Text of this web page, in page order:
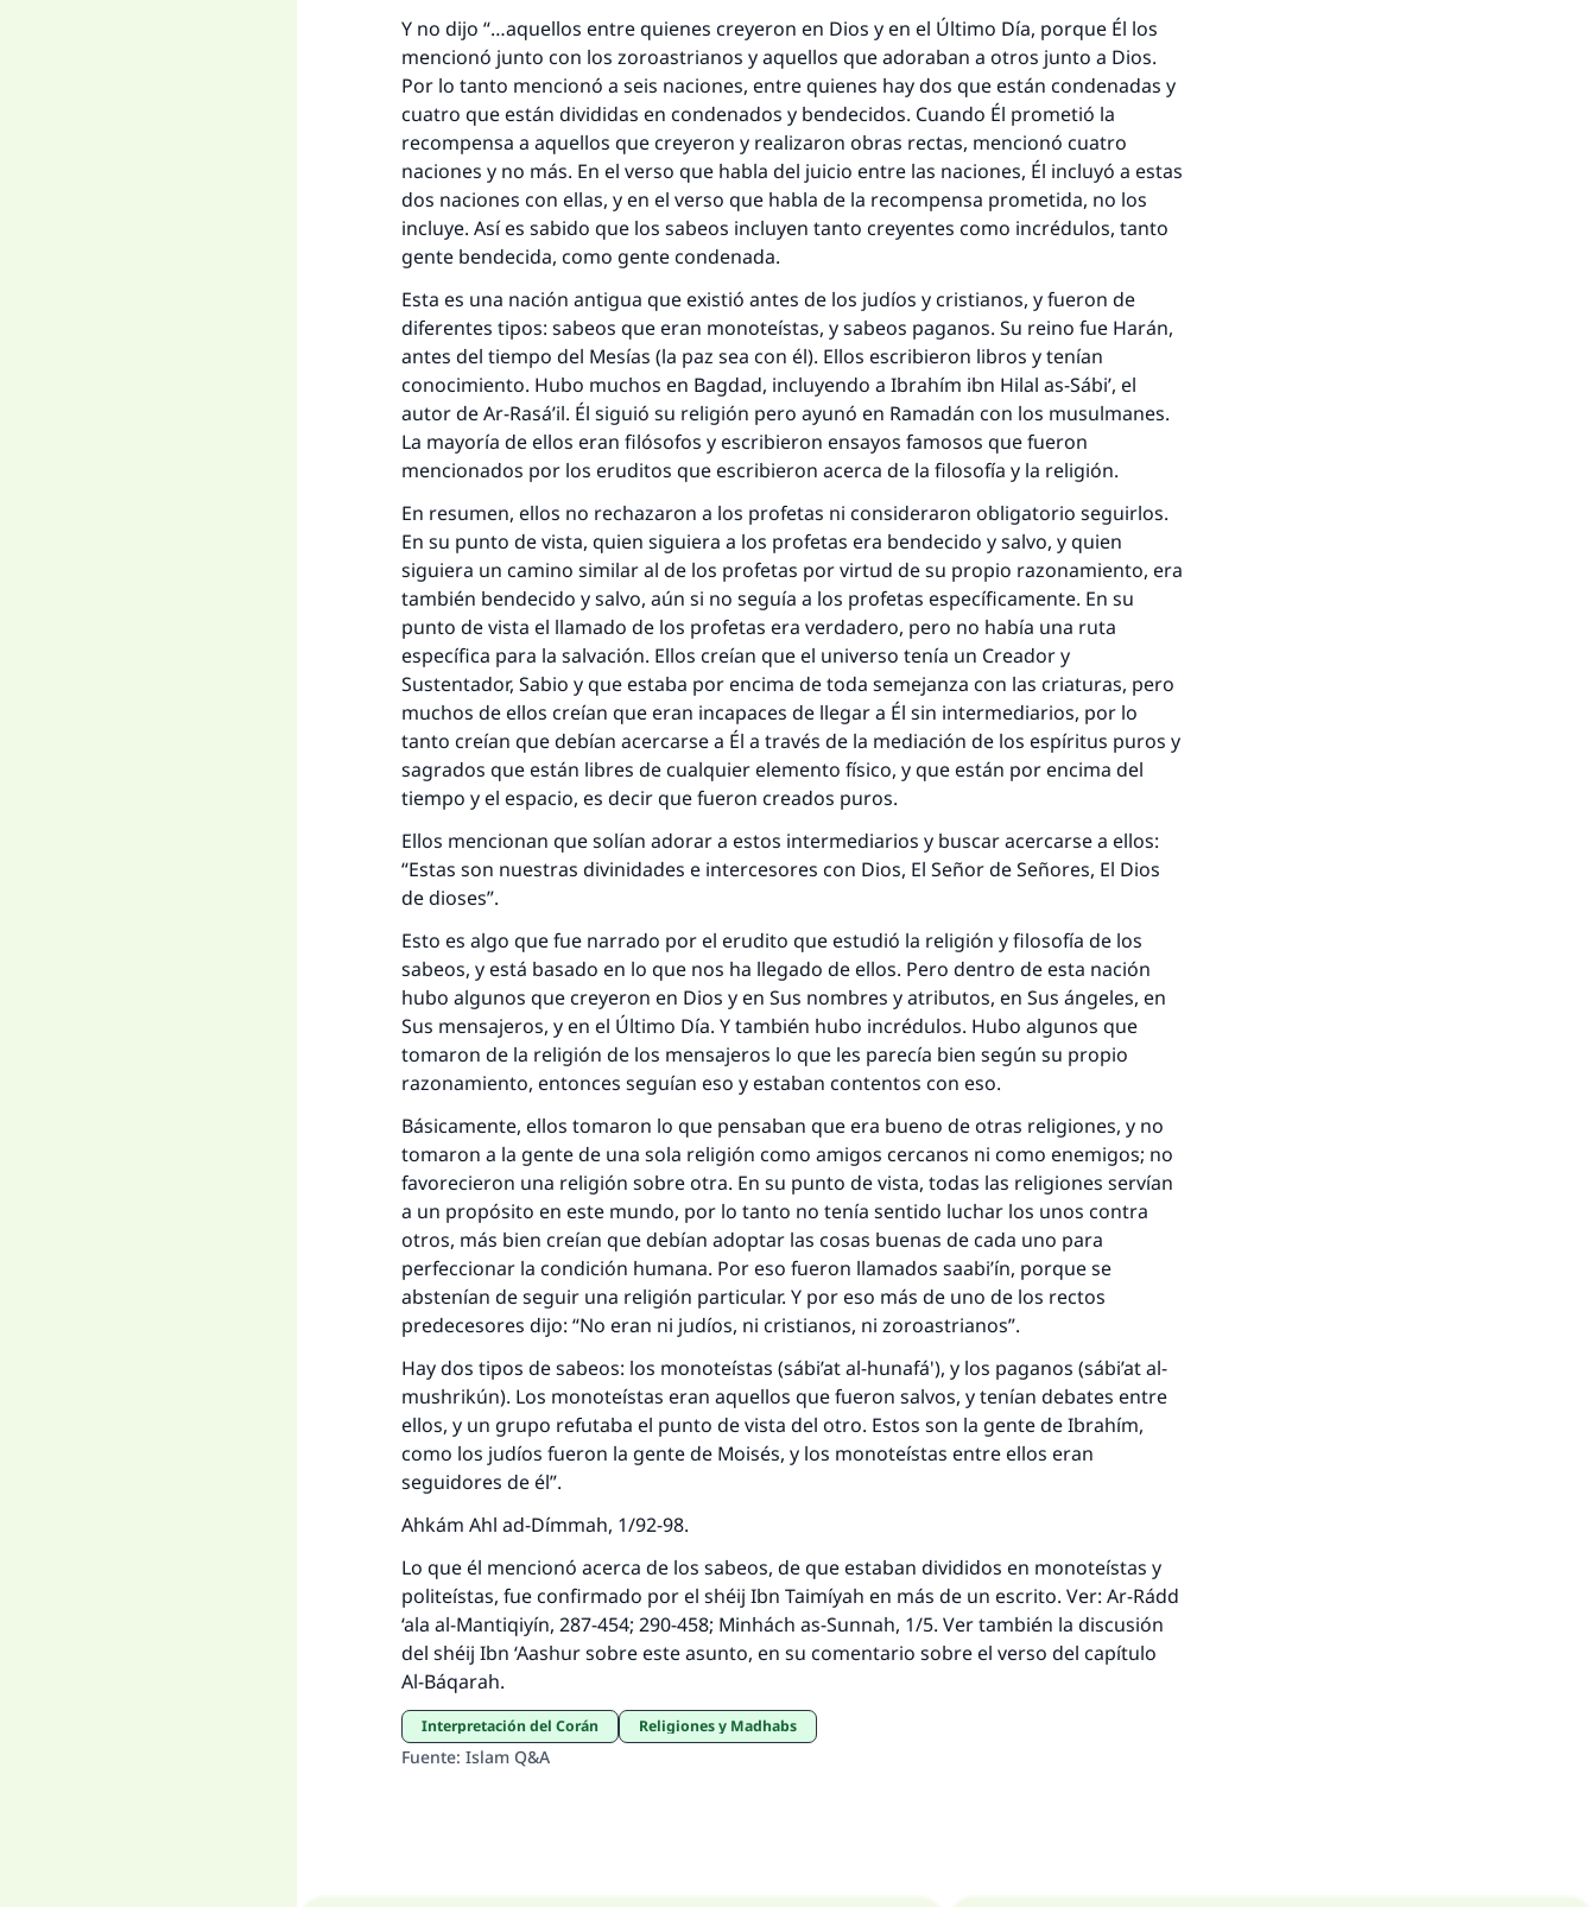
Y no dijo “…aquellos entre quienes creyeron en Dios y en el Último Día, porque Él los
mencionó junto con los zoroastrianos y aquellos que adoraban a otros junto a Dios.
Por lo tanto mencionó a seis naciones, entre quienes hay dos que están condenadas y
cuatro que están divididas en condenados y bendecidos. Cuando Él prometió la
recompensa a aquellos que creyeron y realizaron obras rectas, mencionó cuatro
naciones y no más. En el verso que habla del juicio entre las naciones, Él incluyó a estas
dos naciones con ellas, y en el verso que habla de la recompensa prometida, no los
incluye. Así es sabido que los sabeos incluyen tanto creyentes como incrédulos, tanto
gente bendecida, como gente condenada.
Esta es una nación antigua que existió antes de los judíos y cristianos, y fueron de
diferentes tipos: sabeos que eran monoteístas, y sabeos paganos. Su reino fue Harán,
antes del tiempo del Mesías (la paz sea con él). Ellos escribieron libros y tenían
conocimiento. Hubo muchos en Bagdad, incluyendo a Ibrahím ibn Hilal as-Sábi’, el
autor de Ar-Rasá’il. Él siguió su religión pero ayunó en Ramadán con los musulmanes.
La mayoría de ellos eran filósofos y escribieron ensayos famosos que fueron
mencionados por los eruditos que escribieron acerca de la filosofía y la religión.
En resumen, ellos no rechazaron a los profetas ni consideraron obligatorio seguirlos.
En su punto de vista, quien siguiera a los profetas era bendecido y salvo, y quien
siguiera un camino similar al de los profetas por virtud de su propio razonamiento, era
también bendecido y salvo, aún si no seguía a los profetas específicamente. En su
punto de vista el llamado de los profetas era verdadero, pero no había una ruta
específica para la salvación. Ellos creían que el universo tenía un Creador y
Sustentador, Sabio y que estaba por encima de toda semejanza con las criaturas, pero
muchos de ellos creían que eran incapaces de llegar a Él sin intermediarios, por lo
tanto creían que debían acercarse a Él a través de la mediación de los espíritus puros y
sagrados que están libres de cualquier elemento físico, y que están por encima del
tiempo y el espacio, es decir que fueron creados puros.
Ellos mencionan que solían adorar a estos intermediarios y buscar acercarse a ellos:
“Estas son nuestras divinidades e intercesores con Dios, El Señor de Señores, El Dios
de dioses”.
Esto es algo que fue narrado por el erudito que estudió la religión y filosofía de los
sabeos, y está basado en lo que nos ha llegado de ellos. Pero dentro de esta nación
hubo algunos que creyeron en Dios y en Sus nombres y atributos, en Sus ángeles, en
Sus mensajeros, y en el Último Día. Y también hubo incrédulos. Hubo algunos que
tomaron de la religión de los mensajeros lo que les parecía bien según su propio
razonamiento, entonces seguían eso y estaban contentos con eso.
Básicamente, ellos tomaron lo que pensaban que era bueno de otras religiones, y no
tomaron a la gente de una sola religión como amigos cercanos ni como enemigos; no
favorecieron una religión sobre otra. En su punto de vista, todas las religiones servían
a un propósito en este mundo, por lo tanto no tenía sentido luchar los unos contra
otros, más bien creían que debían adoptar las cosas buenas de cada uno para
perfeccionar la condición humana. Por eso fueron llamados saabi’ín, porque se
abstenían de seguir una religión particular. Y por eso más de uno de los rectos
predecesores dijo: “No eran ni judíos, ni cristianos, ni zoroastrianos”.
Hay dos tipos de sabeos: los monoteístas (sábi’at al-hunafá'), y los paganos (sábi’at al-
mushrikún). Los monoteístas eran aquellos que fueron salvos, y tenían debates entre
ellos, y un grupo refutaba el punto de vista del otro. Estos son la gente de Ibrahím,
como los judíos fueron la gente de Moisés, y los monoteístas entre ellos eran
seguidores de él”.
Ahkám Ahl ad-Dímmah, 1/92-98.
Lo que él mencionó acerca de los sabeos, de que estaban divididos en monoteístas y
politeístas, fue confirmado por el shéij Ibn Taimíyah en más de un escrito. Ver: Ar-Rádd
‘ala al-Mantiqiyín, 287-454; 290-458; Minhách as-Sunnah, 1/5. Ver también la discusión
del shéij Ibn ‘Aashur sobre este asunto, en su comentario sobre el verso del capítulo
Al-Báqarah.
Interpretación del Corán Religiones y Madhabs
Fuente: Islam Q&A
(MUSLIM, 1893)
Contribuir